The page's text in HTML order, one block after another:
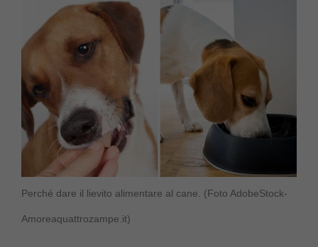
Perché dare il lievito alimentare al cane. (Foto AdobeStock-
Amoreaquattrozampe.it)